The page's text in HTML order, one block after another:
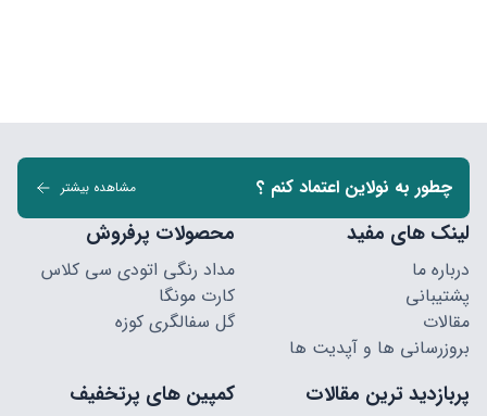
چطور به نولاین اعتماد کنم ؟ مشاهده بیشتر
لینک های مفید
درباره ما
پشتیبانی
مقالات
بروزرسانی ها و آپدیت ها
محصولات پرفروش
مداد رنگی اتودی سی کلاس
کارت مونگا
گل سفالگری کوزه
پربازدید ترین مقالات کمپین های پرتخفیف